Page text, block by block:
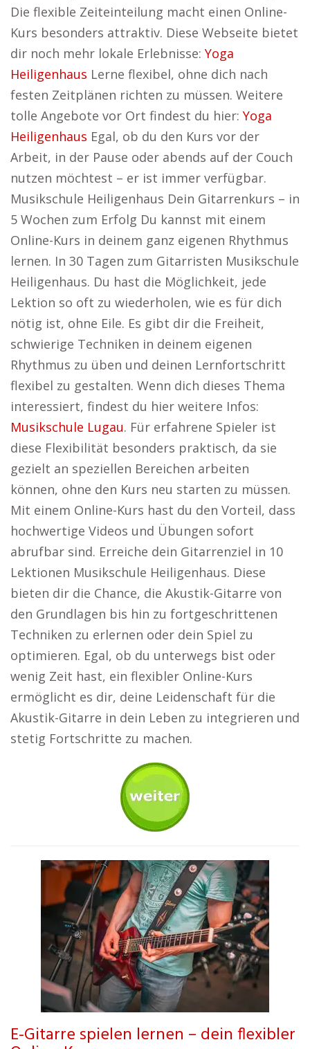
Die flexible Zeiteinteilung macht einen Online-
Kurs besonders attraktiv. Diese Webseite bietet
dir noch mehr lokale Erlebnisse: Yoga
Heiligenhaus Lerne flexibel, ohne dich nach
festen Zeitplänen richten zu müssen. Weitere
tolle Angebote vor Ort findest du hier: Yoga
Heiligenhaus Egal, ob du den Kurs vor der
Arbeit, in der Pause oder abends auf der Couch
nutzen möchtest – er ist immer verfügbar.
Musikschule Heiligenhaus Dein Gitarrenkurs – in
5 Wochen zum Erfolg Du kannst mit einem
Online-Kurs in deinem ganz eigenen Rhythmus
lernen. In 30 Tagen zum Gitarristen Musikschule
Heiligenhaus. Du hast die Möglichkeit, jede
Lektion so oft zu wiederholen, wie es für dich
nötig ist, ohne Eile. Es gibt dir die Freiheit,
schwierige Techniken in deinem eigenen
Rhythmus zu üben und deinen Lernfortschritt
flexibel zu gestalten. Wenn dich dieses Thema
interessiert, findest du hier weitere Infos:
Musikschule Lugau. Für erfahrene Spieler ist
diese Flexibilität besonders praktisch, da sie
gezielt an speziellen Bereichen arbeiten
können, ohne den Kurs neu starten zu müssen.
Mit einem Online-Kurs hast du den Vorteil, dass
hochwertige Videos und Übungen sofort
abrufbar sind. Erreiche dein Gitarrenziel in 10
Lektionen Musikschule Heiligenhaus. Diese
bieten dir die Chance, die Akustik-Gitarre von
den Grundlagen bis hin zu fortgeschrittenen
Techniken zu erlernen oder dein Spiel zu
optimieren. Egal, ob du unterwegs bist oder
wenig Zeit hast, ein flexibler Online-Kurs
ermöglicht es dir, deine Leidenschaft für die
Akustik-Gitarre in dein Leben zu integrieren und
stetig Fortschritte zu machen.
E-Gitarre spielen lernen – dein flexibler